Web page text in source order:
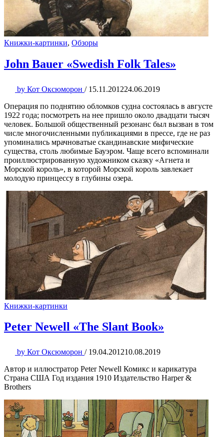
Книжки-картинки, Обзоры
John Bauer «Swedish Folk Tales»
by Кот Оксюморон / 15.11.201224.06.2019
Операция по поднятию обломков судна состоялась в августе
1922 года; посмотреть на нее пришло около двадцати тысяч
человек. Большой общественный резонанс был вызван в том
числе многочисленными публикациями в прессе, где не раз
упоминались мрачноватые скандинавские мифические
существа, столь любимые Бауэром. Чаще всего вспоминали
проиллюстрированную художником сказку «Агнета и
Морской король», в которой Морской король завлекает
молодую принцессу в глубины озера.
Книжки-картинки
Peter Newell «The Slant Book»
by Кот Оксюморон / 19.04.201210.08.2019
Автор и иллюстратор Peter Newell Комикс и карикатура
Страна США Год издания 1910 Издательство Harper &
Brothers